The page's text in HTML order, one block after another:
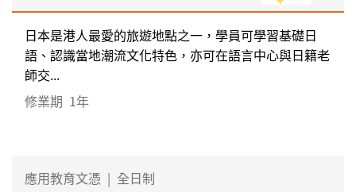
日本是港人最愛的旅遊地點之一，學員可學習基礎日
語、認識當地潮流文化特色，亦可在語言中心與日籍老
師交...
修業期 1年
應用教育文憑 | 全日制